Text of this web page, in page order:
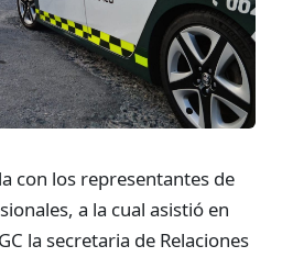
con los representantes de
a la cual asistió en
la secretaria de Relaciones